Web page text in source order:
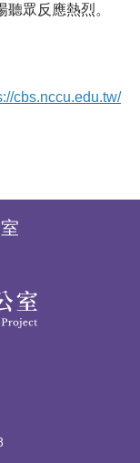
眾反應熱烈。
cbs.nccu.edu.tw/